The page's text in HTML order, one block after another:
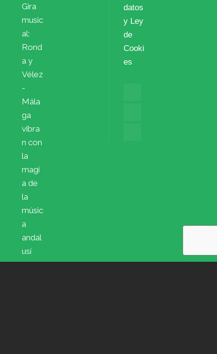
Gira
music
al:
Rond
a y
Vélez
-
Mála
ga
vibra
n con
la
magi
a de
la
músic
a
andal
usí
datos
y Ley
de
Cooki
es